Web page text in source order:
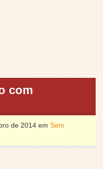
com
de 2014 em Sem